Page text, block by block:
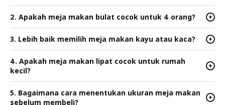
2. Apakah meja makan bulat cocok untuk 4 orang? +
3. Lebih baik memilih meja makan kayu atau kaca? +
4. Apakah meja makan lipat cocok untuk rumah
kecil?
+
5. Bagaimana cara menentukan ukuran meja makan
sebelum membeli?
+